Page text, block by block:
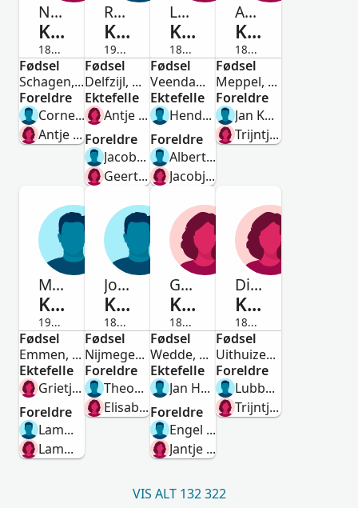
Neeltje
Kuilman
1862-1862
Kvinne
Fødsel
Schagen, North Holland, Netherlands
Foreldre
Cornelis Kuilman
Antje Kooij
Reinder
Kuilman
1915-Avdød
Mann
Fødsel
Delfzijl, Groningen, Netherlands
Ektefelle
Antje van der Beek
Foreldre
Jacobus Kuilman
Geertje Reinders
Lammechina
Kuilman
1853-1919
Kvinne
Fødsel
Veendam, Groningen, Nederland
Ektefelle
Hendrik Mulder
Foreldre
Albert Lammerts Kuilman
Jacobjen Gijzes Giezen
Annigje
Kuilman
1881-1898
Kvinne
Fødsel
Meppel, Drenthe, Netherlands
Foreldre
Jan Kuilman
Trijntje Oelen
Marten
Kuilman
1913-Avdød
Mann
Fødsel
Emmen, Drenthe, Netherlands
Ektefelle
Grietje Johannes Bos
Foreldre
Lammert Kuilman
Lammechien Bruining
Johannes Bernardus
Kuilman
1874-1936
Mann
Fødsel
Nijmegen, Gelderland, Netherlands
Foreldre
Theodorus Antonius Kuilman
Elisabeth Driesch
Gepke
Kuilman
1849-1935
Kvinne
Fødsel
Wedde, Groningen, Netherlands
Ektefelle
Jan Hesseling
Foreldre
Engel Martens Kuilman
Jantje Luppes Engelkes
Dieuwerke
Kuilman
1815-1837
Kvinne
Fødsel
Uithuizen, Groningen, Nederland
Foreldre
Lubbert Jans Kuilman
Trijntje Klasens
VIS ALT 132 322